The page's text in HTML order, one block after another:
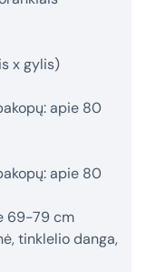
x gylis)
apie 80
apie 80
69-79 cm
tinklelio danga,